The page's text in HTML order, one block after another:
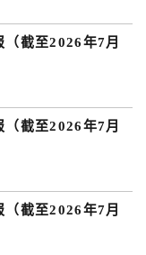
截至2026年7月
截至2026年7月
截至2026年7月